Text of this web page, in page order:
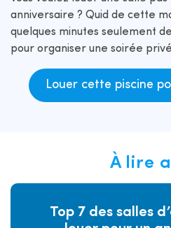
anniversaire ? Quid de cette
quelques minutes seulement
pour organiser une soirée
Louer cette piscine
À lire
Top 7 des salles